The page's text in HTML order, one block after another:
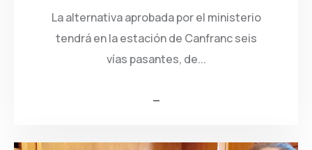
La alternativa aprobada por el ministerio
tendrá en la estación de Canfranc seis
vías pasantes, de...